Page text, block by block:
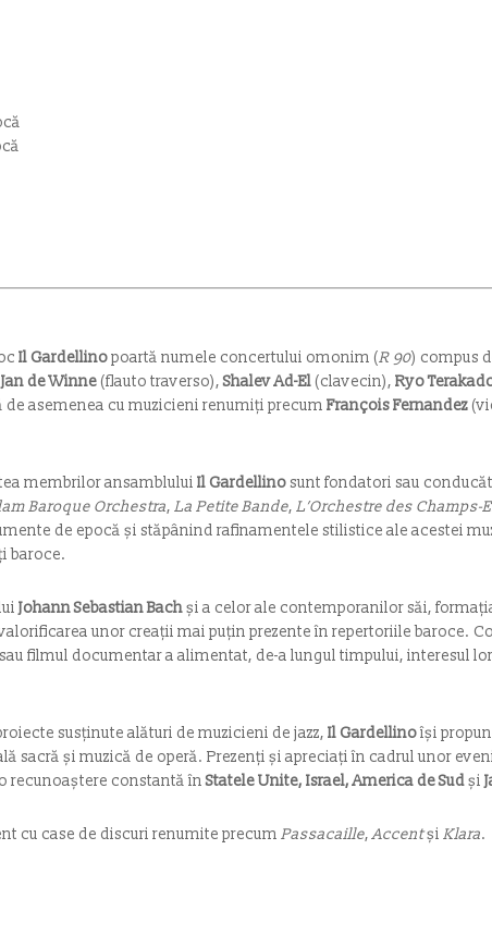
Il Gardellinopoartă numele concertului omonim (R 90) compus
Jan de Winne (flauto traverso),Shalev Ad-El (clavecin),Ryo
asemenea cu muzicieni renumiți precumFrançois Fernandez
membrilor ansambluluiIl Gardellinosunt fondatori sau
Baroque Orchestra,La Petite Bande,L’Orchestre des Champs-
de epocă și stăpânind rafinamentele stilistice ale acestei
baroce.
Johann Sebastian Bachși a celor ale contemporanilor săi,
unor creații mai puțin prezente în repertoriile baroce.
filmul documentar a alimentat, de-a lungul timpului, interesul
susținute alături de muzicieni de jazz,Il Gardellinoîși
sacră și muzică de operă. Prezenți și apreciați în cadrul unor
recunoaștere constantă înStatele Unite, Israel, America de Sudși
cu case de discuri renumite precumPassacaille,AccentșiKlara.